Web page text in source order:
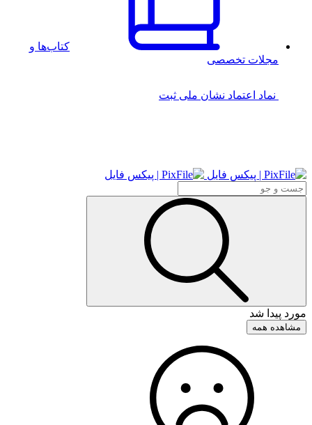
کتاب‌ها و
مجلات تخصصی
نماد اعتماد نشان ملی ثبت
مورد پیدا شد
مشاهده همه